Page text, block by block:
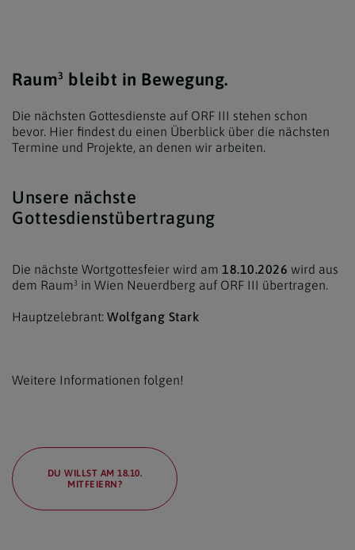
Raum³ bleibt in Bewegung.
Die nächsten Gottesdienste auf ORF III stehen schon
bevor. Hier findest du einen Überblick über die nächsten
Termine und Projekte, an denen wir arbeiten.
Unsere nächste
Gottesdienstübertragung
Die nächste Wortgottesfeier wird am 18.10.2026 wird aus
dem Raum³ in Wien Neuerdberg auf ORF III übertragen.
Hauptzelebrant: Wolfgang Stark
Weitere Informationen folgen!
DU WILLST AM 18.10.
MITFEIERN?